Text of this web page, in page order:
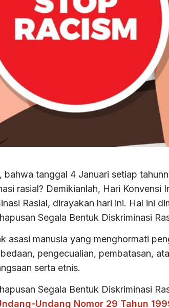
tanggal 4 Januari setiap
rasial? Demikianlah, Hari Konvensi
Rasial, dirayakan hari ini. Hal ini
Segala Bentuk Diskriminasi
asasi manusia yang menghormati
pengecualian, pembatasan,
serta etnis.
Segala Bentuk Diskriminasi
Undang Nomor 29 Tahun